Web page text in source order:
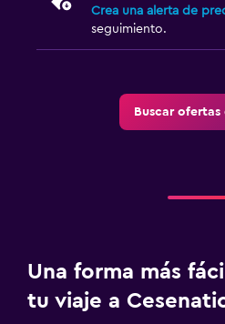
Crea una alerta de
seguimiento.
Buscar ofertas
Una forma más
tu viaje a